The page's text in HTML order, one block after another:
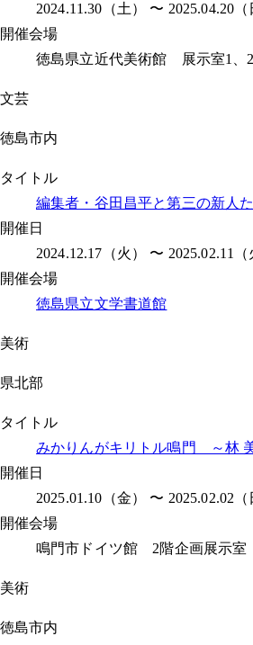
2024.11.30（土） 〜 2025.04.20（
開催会場
徳島県立近代美術館 展示室1、2
文芸
徳島市内
タイトル
編集者・谷田昌平と第三の新人
開催日
2024.12.17（火） 〜 2025.02.11（
開催会場
徳島県立文学書道館
美術
県北部
タイトル
みかりんがキリトル鳴門 ～林
開催日
2025.01.10（金） 〜 2025.02.02（
開催会場
鳴門市ドイツ館 2階企画展示室
美術
徳島市内